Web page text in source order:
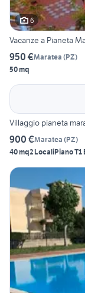
6
Vacanze a Pianeta
950 €Maratea (PZ)
50 mq
Villaggio pianeta
900 €Maratea (PZ)
40 mq2 LocaliPiano T1